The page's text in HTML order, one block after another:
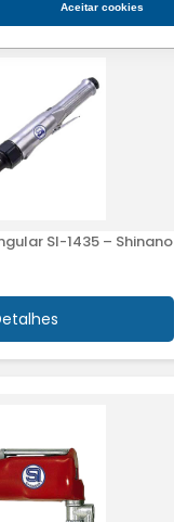
Aceitar cookies
SI-1435 – Shinano